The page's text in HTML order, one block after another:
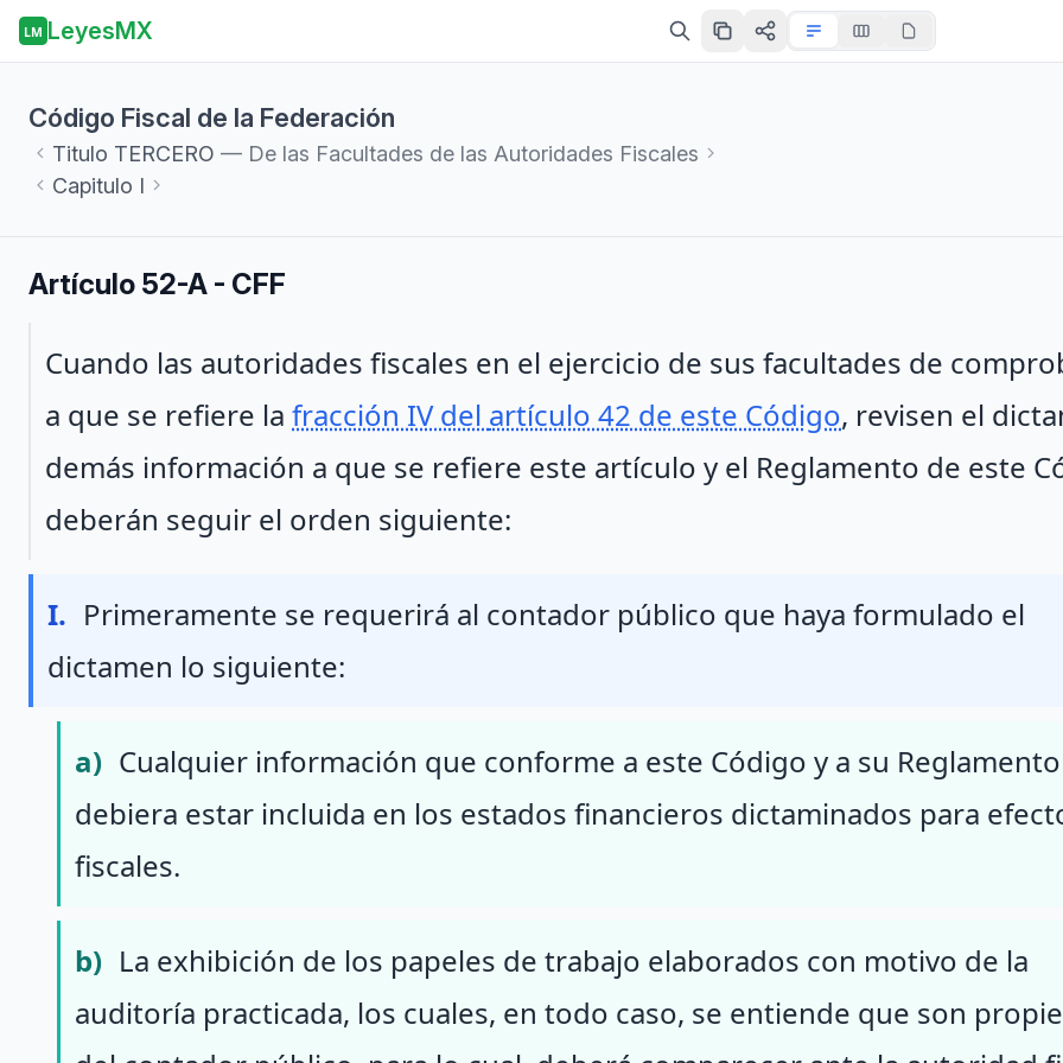
LM LeyesMX
Código Fiscal de la Federación
Titulo TERCERO — De las Facultades de las Autoridades Fiscales
Capitulo I
Artículo 52-A - CFF
Párrafo 1
Cuando las autoridades fiscales en el ejercicio de sus facultades de
a que se refiere la fracción IV del artículo 42 de este Código, revisen el
demás información a que se refiere este artículo y el Reglamento de este
deberán seguir el orden siguiente:
Fraccion I
I. Primeramente se requerirá al contador público que haya formulado el
dictamen lo siguiente:
Inciso a
a) Cualquier información que conforme a este Código y a su Reglamento
debiera estar incluida en los estados financieros dictaminados para
fiscales.
Inciso b
b) La exhibición de los papeles de trabajo elaborados con motivo de la
auditoría practicada, los cuales, en todo caso, se entiende que son